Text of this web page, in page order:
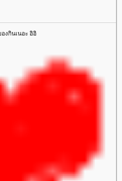
งกินเนอะ อิอิ